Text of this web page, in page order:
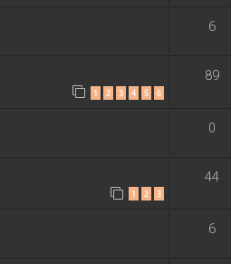
6
1 2 3 4 5 6
89
0
1 2 3
44
6